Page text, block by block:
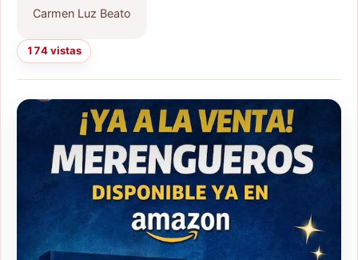
Carmen Luz Beato
174 vistas